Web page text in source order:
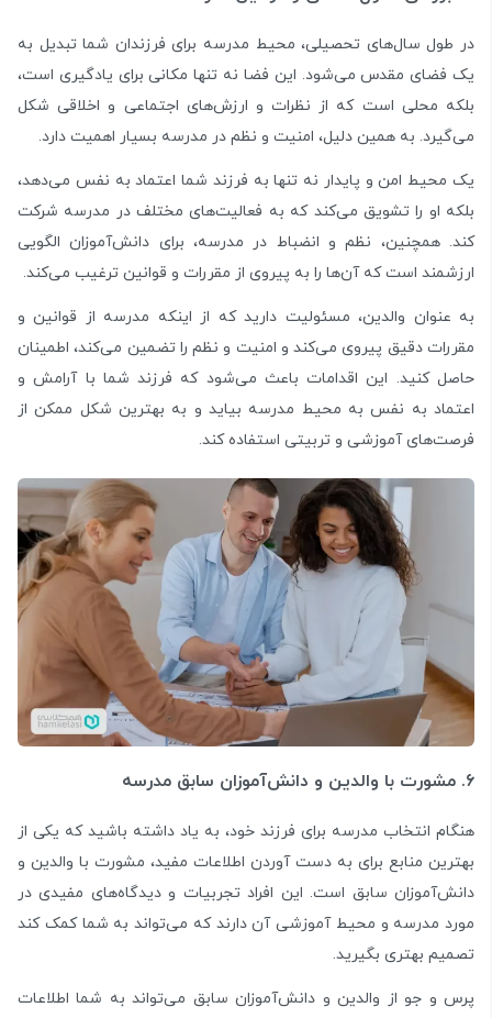
در طول سال‌های تحصیلی، محیط مدرسه برای فرزندان شما تبدیل به
یک فضای مقدس می‌شود. این فضا نه تنها مکانی برای یادگیری است،
بلکه محلی است که از نظرات و ارزش‌های اجتماعی و اخلاقی شکل
می‌گیرد. به همین دلیل، امنیت و نظم در مدرسه بسیار اهمیت دارد.
یک محیط امن و پایدار نه تنها به فرزند شما اعتماد به نفس می‌دهد،
بلکه او را تشویق می‌کند که به فعالیت‌های مختلف در مدرسه شرکت
کند. همچنین، نظم و انضباط در مدرسه، برای دانش‌آموزان الگویی
ارزشمند است که آن‌ها را به پیروی از مقررات و قوانین ترغیب می‌کند.
به عنوان والدین، مسئولیت دارید که از اینکه مدرسه از قوانین و
مقررات دقیق پیروی می‌کند و امنیت و نظم را تضمین می‌کند، اطمینان
حاصل کنید. این اقدامات باعث می‌شود که فرزند شما با آرامش و
اعتماد به نفس به محیط مدرسه بیاید و به بهترین شکل ممکن از
فرصت‌های آموزشی و تربیتی استفاده کند.
۶. مشورت با والدین و دانش‌آموزان سابق مدرسه
هنگام انتخاب مدرسه برای فرزند خود، به یاد داشته باشید که یکی از
بهترین منابع برای به دست آوردن اطلاعات مفید، مشورت با والدین و
دانش‌آموزان سابق است. این افراد تجربیات و دیدگاه‌های مفیدی در
مورد مدرسه و محیط آموزشی آن دارند که می‌تواند به شما کمک کند
تصمیم بهتری بگیرید.
پرس و جو از والدین و دانش‌آموزان سابق می‌تواند به شما اطلاعات